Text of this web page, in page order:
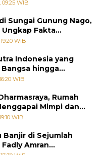
09:25 WIB
Sungai Gunung Nago,
Fakta
WIB
Indonesia yang
Bangsa hingga
Buku Jepang
WIB
Rumah
Mimpi dan
WIB
Banjir di Sejumlah
Amran